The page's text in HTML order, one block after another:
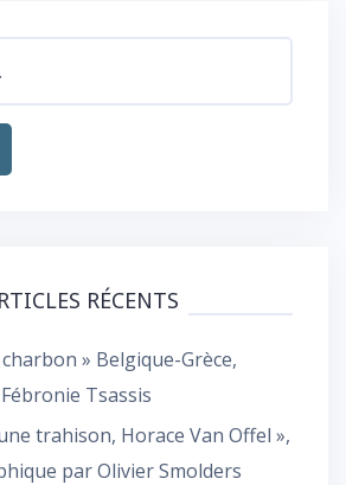
RÉCENTS
» Belgique-Grèce,
Tsassis
trahison, Horace Van Offel »,
par Olivier Smolders